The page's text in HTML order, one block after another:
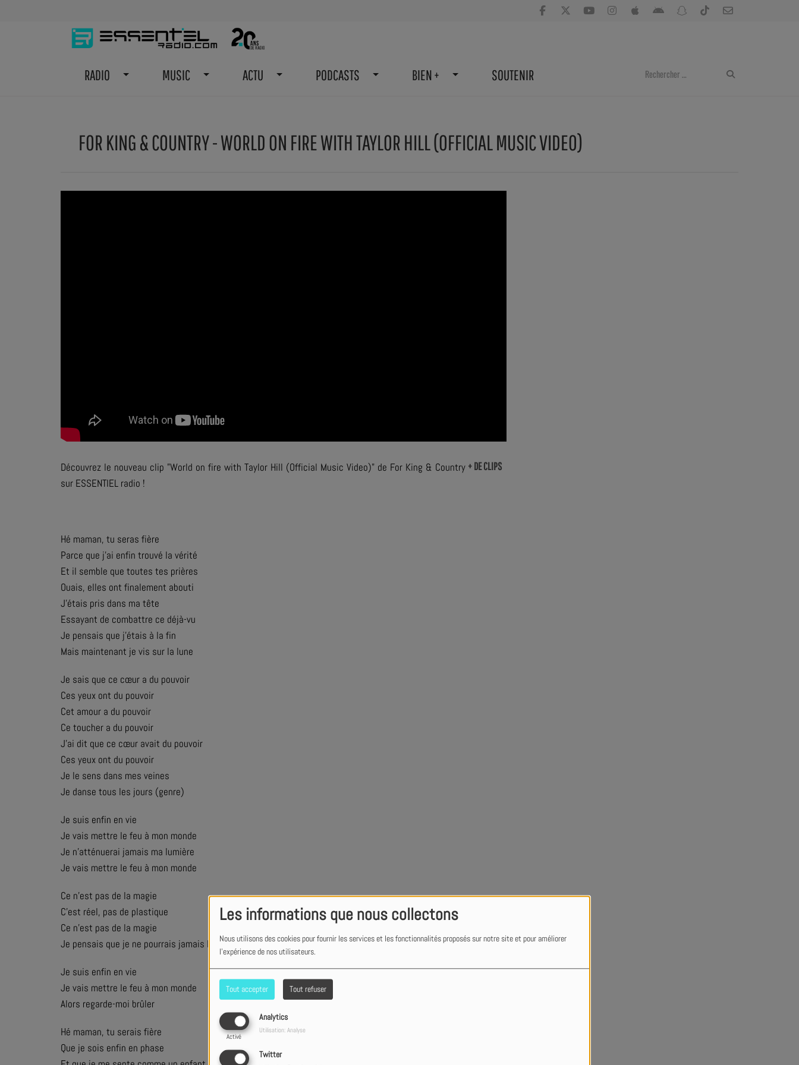
Les informations que nous collectons
Nous utilisons des cookies pour fournir les services et les fonctionnalités proposés sur notre site et pour améliorer
l'expérience de nos utilisateurs.
Tout accepter Tout refuser
Analytics
Activé
Utilisation: Analyse
Twitter
RADIO MUSIC ACTU PODCASTS BIEN + SOUTENIR
FOR KING & COUNTRY - WORLD ON FIRE WITH TAYLOR HILL (OFFICIAL MUSIC VIDEO)
+ DE CLIPS
Découvrez le nouveau clip "World on fire with Taylor Hill (Official Music Video)" de For King & Country
sur ESSENTIEL radio !
Hé maman, tu seras fière
Parce que j'ai enfin trouvé la vérité
Et il semble que toutes tes prières
Ouais, elles ont finalement abouti
J'étais pris dans ma tête
Essayant de combattre ce déjà-vu
Je pensais que j'étais à la fin
Mais maintenant je vis sur la lune
Je sais que ce cœur a du pouvoir
Ces yeux ont du pouvoir
Cet amour a du pouvoir
Ce toucher a du pouvoir
J'ai dit que ce cœur avait du pouvoir
Ces yeux ont du pouvoir
Je le sens dans mes veines
Je danse tous les jours (genre)
Je suis enfin en vie
Je vais mettre le feu à mon monde
Je n'atténuerai jamais ma lumière
Je vais mettre le feu à mon monde
Ce n'est pas de la magie
C'est réel, pas de plastique
Ce n'est pas de la magie
Je pensais que je ne pourrais jamais l'avoir
Je suis enfin en vie
Je vais mettre le feu à mon monde
Alors regarde-moi brûler
Hé maman, tu serais fière
Que je sois enfin en phase